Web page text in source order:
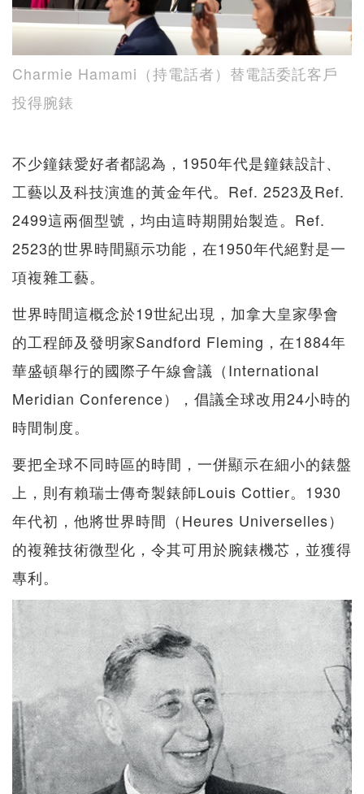
Charmie Hamami（持電話者）替電話委託客戶
投得腕錶
不少鐘錶愛好者都認為，1950年代是鐘錶設計、
工藝以及科技演進的黃金年代。Ref. 2523及Ref.
2499這兩個型號，均由這時期開始製造。Ref.
2523的世界時間顯示功能，在1950年代絕對是一
項複雜工藝。
世界時間這概念於19世紀出現，加拿大皇家學會
的工程師及發明家Sandford Fleming，在1884年
華盛頓舉行的國際子午線會議（International
Meridian Conference），倡議全球改用24小時的
時間制度。
要把全球不同時區的時間，一併顯示在細小的錶盤
上，則有賴瑞士傳奇製錶師Louis Cottier。1930
年代初，他將世界時間（Heures Universelles）
的複雜技術微型化，令其可用於腕錶機芯，並獲得
專利。